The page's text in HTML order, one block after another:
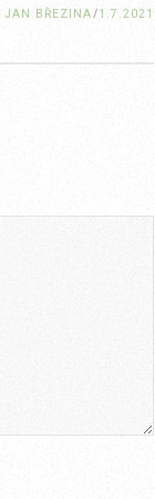
JAN BŘEZINA/1.7.2021